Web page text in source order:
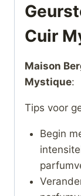
Cuir
Maison
Mystique:
Tips voor
Begin